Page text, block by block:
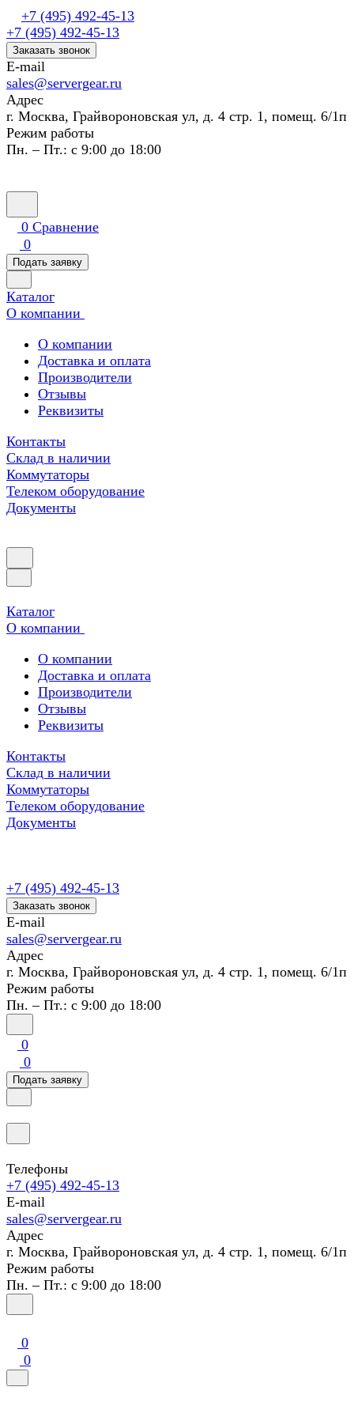
+7 (495) 492-45-13
+7 (495) 492-45-13
Заказать звонок
E-mail
sales@servergear.ru
Адрес
г. Москва, Грайвороновская ул, д. 4 стр. 1, помещ. 6/1п
Режим работы
Пн. – Пт.: с 9:00 до 18:00
0 Сравнение
0
Подать заявку
Каталог
О компании
О компании
Доставка и оплата
Производители
Отзывы
Реквизиты
Контакты
Склад в наличии
Коммутаторы
Телеком оборудование
Документы
Каталог
О компании
О компании
Доставка и оплата
Производители
Отзывы
Реквизиты
Контакты
Склад в наличии
Коммутаторы
Телеком оборудование
Документы
+7 (495) 492-45-13
Заказать звонок
E-mail
sales@servergear.ru
Адрес
г. Москва, Грайвороновская ул, д. 4 стр. 1, помещ. 6/1п
Режим работы
Пн. – Пт.: с 9:00 до 18:00
0
0
Подать заявку
Телефоны
+7 (495) 492-45-13
E-mail
sales@servergear.ru
Адрес
г. Москва, Грайвороновская ул, д. 4 стр. 1, помещ. 6/1п
Режим работы
Пн. – Пт.: с 9:00 до 18:00
0
0